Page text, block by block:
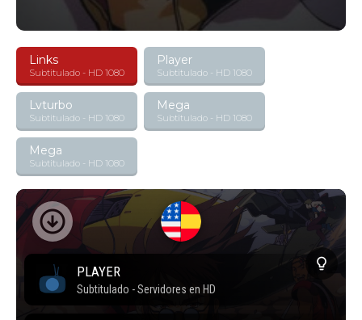
Links
Subtitulado - HD 1080
Player
Subtitulado - HD 1080
Lvturbo
Subtitulado - HD 1080
Mega
Subtitulado - HD 1080
Mega
Subtitulado - HD 1080